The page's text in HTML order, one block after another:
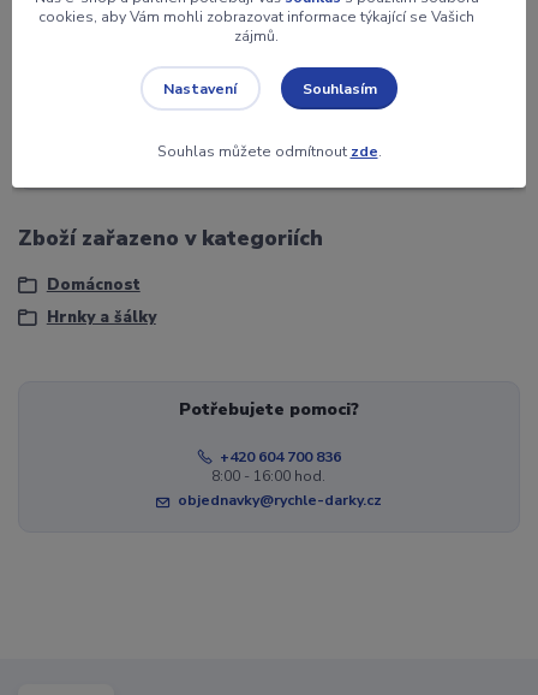
ks
450 ml.
Zboží zařazeno v kategoriích
Domácnost
Hrnky a šálky
Potřebujete pomoci?
+420 604 700 836
8:00 - 16:00 hod.
objednavky@rychle-darky.cz
cookies, aby Vám mohli zobrazovat informace týkající se Vašich
zájmů.
Nastavení Souhlasím
Souhlas můžete odmítnout zde.